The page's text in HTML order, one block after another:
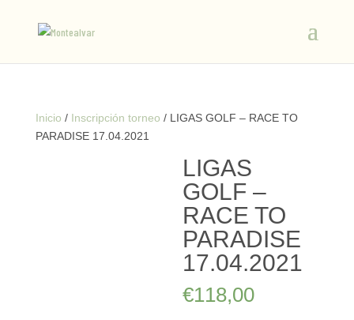
Inicio / Inscripción torneo / LIGAS GOLF – RACE TO
PARADISE 17.04.2021
LIGAS
GOLF –
RACE TO
PARADISE
17.04.2021
€118,00